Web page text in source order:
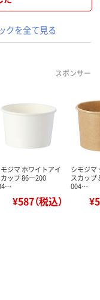
クを全て見る
スポンサー
ジマ ホワイトアイ
カップ 86ー200
¥587（税込）
シモジマ
スカップ
004…